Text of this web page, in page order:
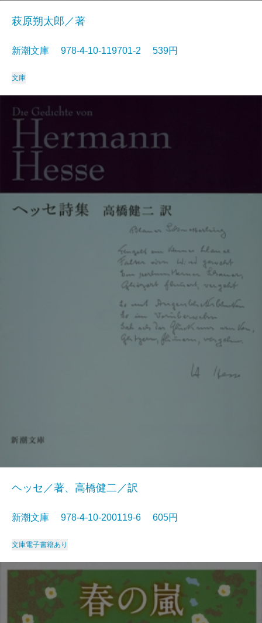
萩原朔太郎／著
新潮文庫 978-4-10-119701-2 539円
文庫
ヘッセ／著、高橋健二／訳
新潮文庫 978-4-10-200119-6 605円
文庫電子書籍あり